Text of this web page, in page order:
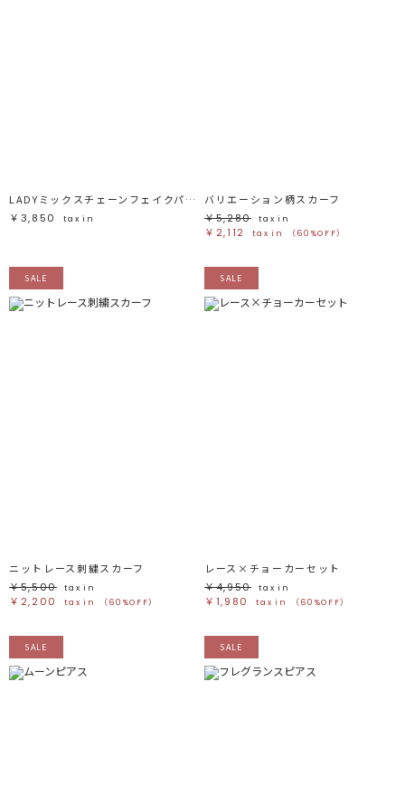
LADYミックスチェーンフェイクパールイヤリング
￥3,850
tax in
バリエーション柄スカーフ
￥5,280
tax in
￥2,112 tax in （60%OFF）
SALE
ニットレース刺繍スカーフ
￥5,500
tax in
￥2,200 tax in （60%OFF）
SALE
レース×チョーカーセット
￥4,950
tax in
￥1,980 tax in （60%OFF）
SALE SALE